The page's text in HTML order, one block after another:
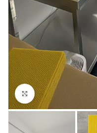
Click pentru a mări